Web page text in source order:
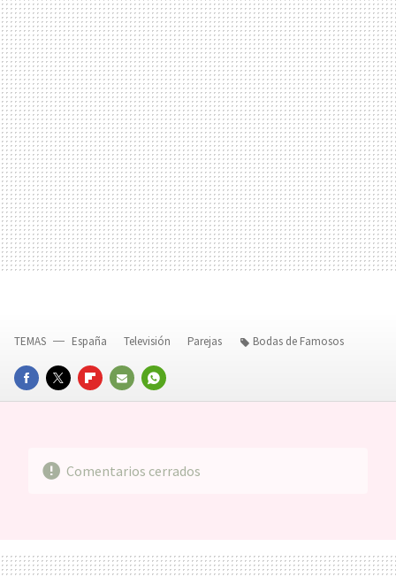
FACEBOOKTWITTERFLIPBOARD
E-
WHATSAPP
TEMAS España Televisión Parejas Bodas de Famosos
Comentarios cerrados